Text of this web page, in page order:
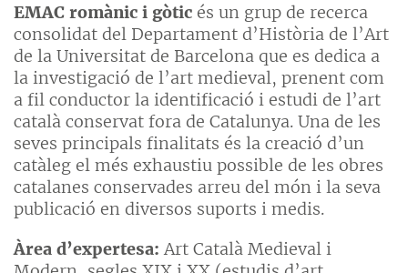
EMAC romànic i gòtic és un grup de recerca
consolidat del Departament d’Història de l’Art
de la Universitat de Barcelona que es dedica a
la investigació de l’art medieval, prenent com
a fil conductor la identificació i estudi de l’art
català conservat fora de Catalunya. Una de les
seves principals finalitats és la creació d’un
catàleg el més exhaustiu possible de les obres
catalanes conservades arreu del món i la seva
publicació en diversos suports i medis.
Àrea d’expertesa: Art Català Medieval i